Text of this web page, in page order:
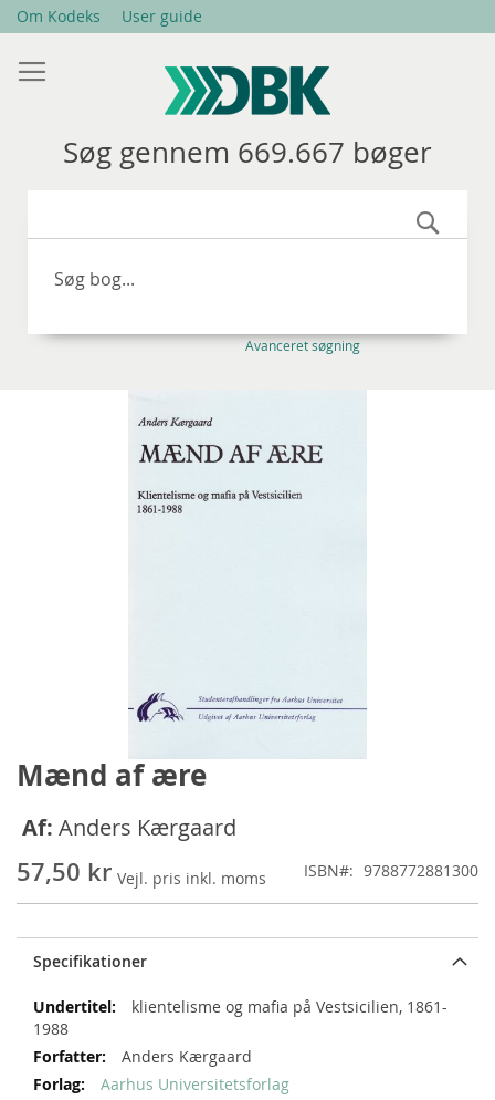
Skip
Content
Om Kodeks User guide
Søg gennem 669.667 bøger
Avanceret søgning
Mænd af ære
Af: Anders Kærgaard
57,50 kr ISBN 9788772881300
Specifikationer
Specifikationerklientelisme og mafia på Vestsicilien, 1861-
1988
Anders Kærgaard
Aarhus Universitetsforlag
Gå
til
af